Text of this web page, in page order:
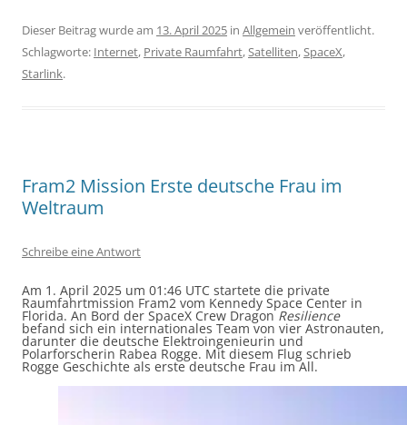
Dieser Beitrag wurde am 13. April 2025 in Allgemein veröffentlicht.
Schlagworte: Internet, Private Raumfahrt,Satelliten,SpaceX,
Starlink.
Fram2 Mission Erste deutsche Frau im
Weltraum
Schreibe eine Antwort
​Am 1. April 2025 um 01:46 UTC startete die private
Raumfahrtmission Fram2 vom Kennedy Space Center in
Florida. An Bord der SpaceX Crew DragonResilience
befand sich ein internationales Team von vier Astronauten,
darunter die deutsche Elektroingenieurin und
Polarforscherin Rabea Rogge. Mit diesem Flug schrieb
Rogge Geschichte als erste deutsche Frau im All. ​